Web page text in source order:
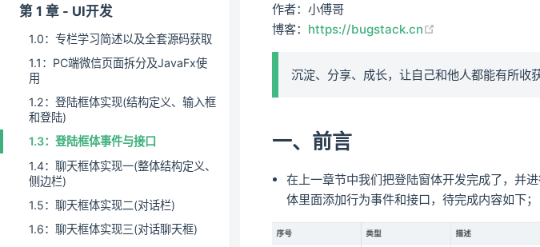
第 1 章 - UI开发
1.0：专栏学习简述以及全套源码获取
1.1：PC端微信页面拆分及JavaFx使
用
1.2：登陆框体实现(结构定义、输入框
和登陆)
1.3：登陆框体事件与接口
1.4：聊天框体实现一(整体结构定义、
侧边栏)
1.5：聊天框体实现二(对话栏)
1.6：聊天框体实现三(对话聊天框)
作者：小傅哥
博客： https://bugstack.cn
沉淀、分享、成长，让自己和他人都能有所收获
一、前言
在上一章节中我们把登陆窗体开发完成了，并
体里面添加行为事件和接口，待完成内容如下；